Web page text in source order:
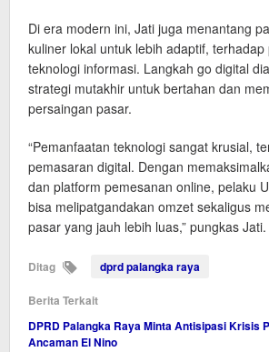
Di era modern ini, Jati juga menantang
kuliner lokal untuk lebih adaptif,
teknologi informasi. Langkah go digital
strategi mutakhir untuk bertahan dan
persaingan pasar.
“Pemanfaatan teknologi sangat krusial,
pemasaran digital. Dengan
dan platform pemesanan online, pelaku
bisa melipatgandakan omzet sekaligus
pasar yang jauh lebih luas,” pungkas
Ditag dprd palangka raya
Berita Terkait
DPRD Palangka Raya Minta Antisipasi Krisis
Ancaman El Nino